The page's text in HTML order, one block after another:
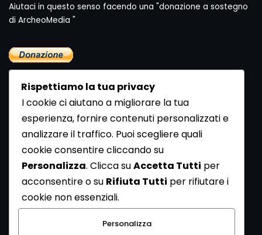
Aiutaci in questo senso facendo una "donazione a sostegno
di ArcheoMedia "
Newsletter
Se vuoi ricevere la Rivista gratuita di archeologia realizzata
dalla Redazione di ArcheoMedia iscriviti alla nostra
Newsletter [Clicca Qui]
Con l'invio del messaggio l'utente dichiara di aver letto
l’informativa sulla privacy e di acconsentire al trattamento
Rispettiamo la tua privacy
I cookie ci aiutano a migliorare la tua
esperienza, fornire contenuti personalizzati e
analizzare il traffico. Puoi scegliere quali
cookie consentire cliccando su
Personalizza. Clicca suAccetta Tutti per
acconsentire o su Rifiuta Tutti per rifiutare i
cookie non essenziali.
Personalizza